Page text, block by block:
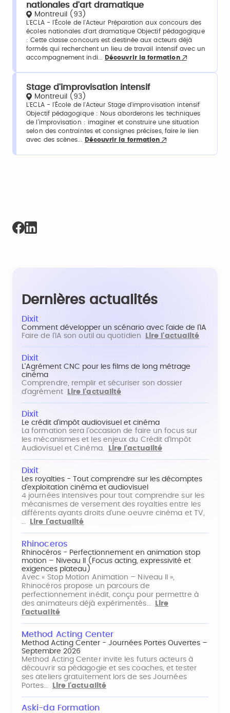
nationales d'art dramatique
Montreuil (93)
L'ECLA - l'École de l'Acteur Préparation aux concours des
écoles nationales d'art dramatique Objectif pédagogique
: Cette classe concours est destinée aux acteurs déjà
formés qui recherchent un lieu de travail intensif avec un
accompagnement indi...
Découvrir la formation
Stage d'improvisation intensif
Montreuil (93)
L'ECLA - l'École de l'Acteur Stage d'improvisation intensif
Objectif pédagogique : Nous aborderons les techniques
de l’improvisation : imaginer et construire une situation
selon des contraintes et consignes précises, faire le lien
avec des scènes...
Découvrir la formation
Dernières actualités
Dixit
Comment développer un scénario avec l'aide de l'IA
Faire de l'IA son outil au quotidien
Lire l'actualité
Dixit
L'Agrément CNC pour les films de long métrage
cinéma
Comprendre, remplir et sécuriser son dossier
d'agrément
Lire l'actualité
Dixit
Le crédit d'impôt audiovisuel et cinéma
La formation sera l'occasion de faire un focus sur
les mécanismes et les enjeux du Crédit d'Impôt
Audiovisuel et Cinéma.
Lire l'actualité
Dixit
Les royalties - Tout comprendre sur les décomptes
d'exploitation cinéma et audiovisuel
4 journées intensives pour tout comprendre sur les
mécanismes de versement des royalties entre les
différents ayants droits d'une oeuvre cinéma et TV,
Lire l'actualité
Rhinoceros
Rhinocéros - Perfectionnement en animation stop
motion – Niveau II (Focus acting, expressivité et
exigences plateau)
Avec « Stop Motion Animation – Niveau II »,
Rhinocéros propose un parcours de
perfectionnement inédit, conçu pour permettre à
des animateurs déjà expérimentés…
Lire
l'actualité
Method Acting Center
Method Acting Center - Journées Portes Ouvertes –
Septembre 2026
Method Acting Center invite les futurs acteurs à
découvrir sa pédagogie et ses coaches, et tester
ses ateliers gratuitement lors de ses Journées
Portes…
Lire l'actualité
Aski-da Formation